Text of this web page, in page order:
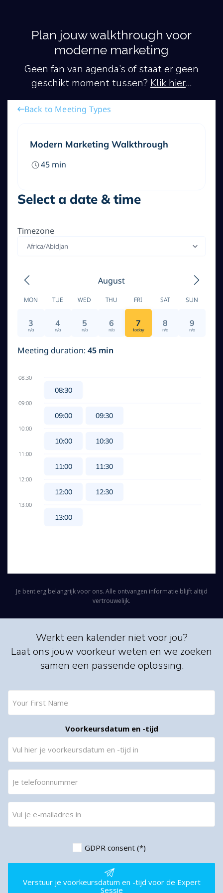
Plan jouw walkthrough voor
moderne marketing
Geen fan van agenda’s of staat er geen
geschikt moment tussen? Klik hier...
Je bent erg belangrijk voor ons. Alle ontvangen informatie blijft altijd
vertrouwelijk.
Werkt een kalender niet voor jou?
Laat ons jouw voorkeur weten en we zoeken
samen een passende oplossing.
Voorkeursdatum en -tijd
GDPR consent (*)
Verstuur je voorkeursdatum en -tijd voor de Expert
Sessie